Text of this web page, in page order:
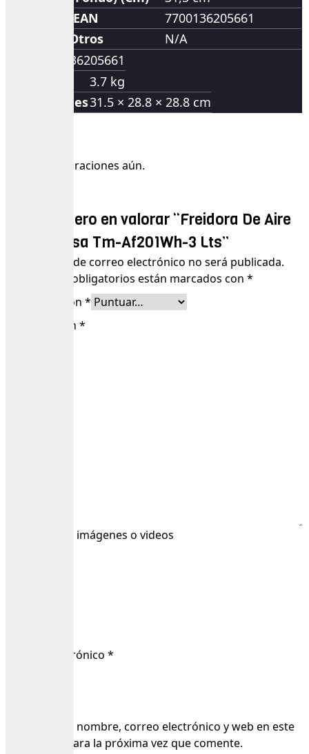
EAN
7700136205661
Otros
N/A
7700136205661
3.7 kg
Dimensiones31.5 × 28.8 × 28.8 cm
No hay valoraciones aún.
Sé el primero en valorar “Freidora De Aire
Olimpo Olsa Tm-Af201Wh-3 Lts”
Tu dirección de correo electrónico no será publicada.
Los campos obligatorios están marcados con *
Tu puntuación *
Tu valoración *
Sube hasta 3 imágenes o videos
Correo electrónico *
Guarda mi nombre, correo electrónico y web en este
navegador para la próxima vez que comente.